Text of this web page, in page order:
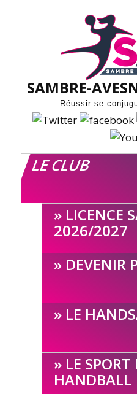
SAMBRE-
Réussir se
LE CLUB
LICENCE
2026/2027
DEVENIR
LE
LE SPORT
HANDBALL